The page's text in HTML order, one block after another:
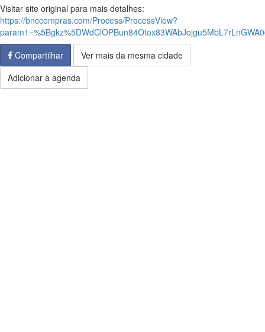
Visitar site original para mais detalhes:
https://bnccompras.com/Process/ProcessView?
Compartilhar
Ver mais da mesma cidade
Adicionar à agenda